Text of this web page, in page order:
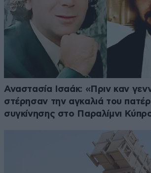
Αναστασία Ισαάκ: «Πριν καν
στέρησαν την αγκαλιά του
συγκίνησης στο Παραλίμνι